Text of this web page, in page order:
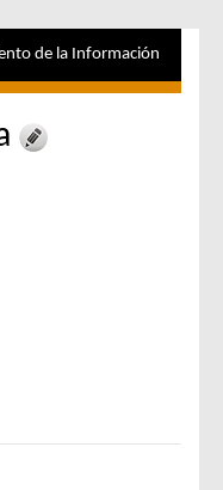
de la Información